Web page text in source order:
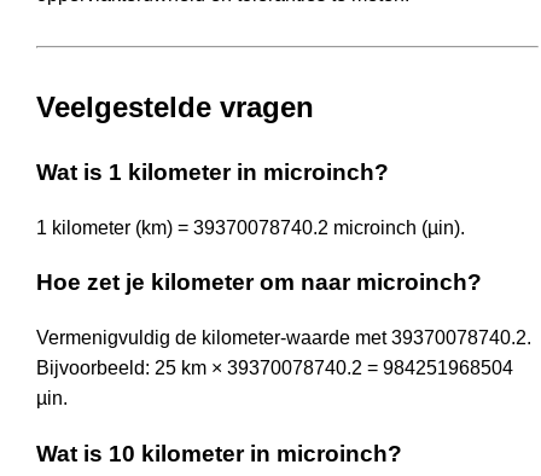
Veelgestelde vragen
Wat is 1 kilometer in microinch?
1 kilometer (km) = 39370078740.2 microinch (µin).
Hoe zet je kilometer om naar microinch?
Vermenigvuldig de kilometer-waarde met 39370078740.2.
Bijvoorbeeld: 25 km × 39370078740.2 = 984251968504
µin.
Wat is 10 kilometer in microinch?